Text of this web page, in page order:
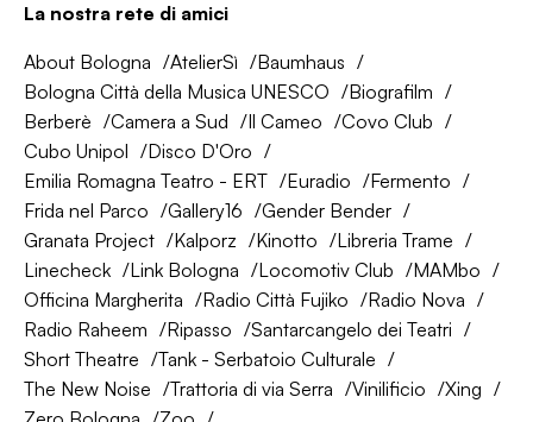
La nostra rete di amici
About Bologna AtelierSì
Baumhaus
Bologna Città della Musica UNESCO
Biografilm
Berberè
Camera a Sud Il Cameo
Covo Club
Cubo Unipol
Disco D'Oro
Emilia Romagna Teatro - ERT
Euradio
Fermento
Frida nel Parco
Gallery16
Gender Bender
Granata Project
Kalporz Kinotto
Libreria Trame
Linecheck
Link Bologna Locomotiv Club
MAMbo
Officina Margherita
Radio Città Fujiko
Radio Nova
Radio Raheem
Ripasso
Santarcangelo dei Teatri
Short Theatre
Tank - Serbatoio Culturale
The New Noise
Trattoria di via Serra Vinilificio
Xing